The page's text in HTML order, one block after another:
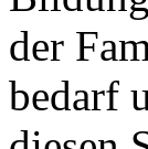
der
bedarf